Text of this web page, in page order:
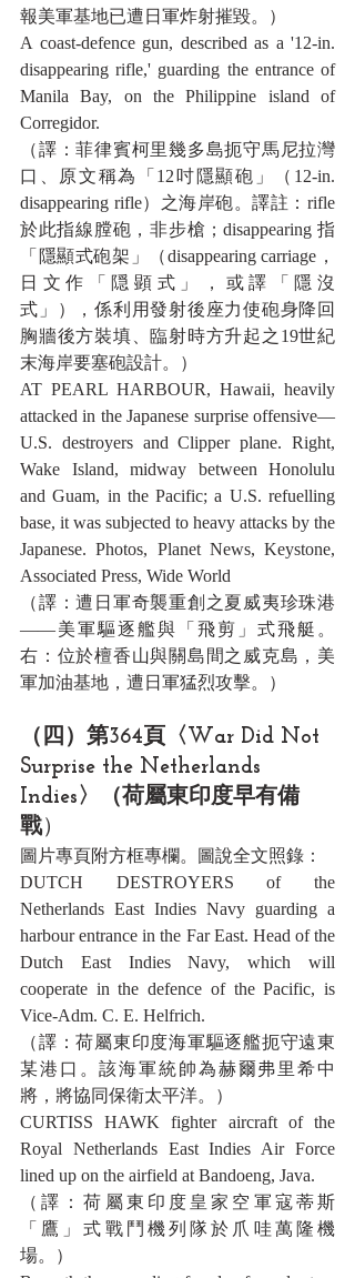
報美軍基地已遭日軍炸射摧毀。）
A coast-defence gun, described as a '12-in.
disappearing rifle,' guarding the entrance of
Manila Bay, on the Philippine island of
Corregidor.
（譯：菲律賓柯里幾多島扼守馬尼拉灣
口、原文稱為「12吋隱顯砲」（12-in.
disappearing rifle）之海岸砲。譯註：rifle
於此指線膛砲，非步槍；disappearing 指
「隱顯式砲架」（disappearing carriage，
日文作「隠顕式」，或譯「隱沒
式」），係利用發射後座力使砲身降回
胸牆後方裝填、臨射時方升起之19世紀
末海岸要塞砲設計。）
AT PEARL HARBOUR, Hawaii, heavily
attacked in the Japanese surprise offensive—
U.S. destroyers and Clipper plane. Right,
Wake Island, midway between Honolulu
and Guam, in the Pacific; a U.S. refuelling
base, it was subjected to heavy attacks by the
Japanese. Photos, Planet News, Keystone,
Associated Press, Wide World
（譯：遭日軍奇襲重創之夏威夷珍珠港
——美軍驅逐艦與「飛剪」式飛艇。
右：位於檀香山與關島間之威克島，美
軍加油基地，遭日軍猛烈攻擊。）
（四）第364頁〈War Did Not
Surprise the Netherlands
Indies〉（荷屬東印度早有備
戰）
圖片專頁附方框專欄。圖說全文照錄：
DUTCH DESTROYERS of the
Netherlands East Indies Navy guarding a
harbour entrance in the Far East. Head of the
Dutch East Indies Navy, which will
cooperate in the defence of the Pacific, is
Vice-Adm. C. E. Helfrich.
（譯：荷屬東印度海軍驅逐艦扼守遠東
某港口。該海軍統帥為赫爾弗里希中
將，將協同保衛太平洋。）
CURTISS HAWK fighter aircraft of the
Royal Netherlands East Indies Air Force
lined up on the airfield at Bandoeng, Java.
（譯：荷屬東印度皇家空軍寇蒂斯
「鷹」式戰鬥機列隊於爪哇萬隆機
場。）